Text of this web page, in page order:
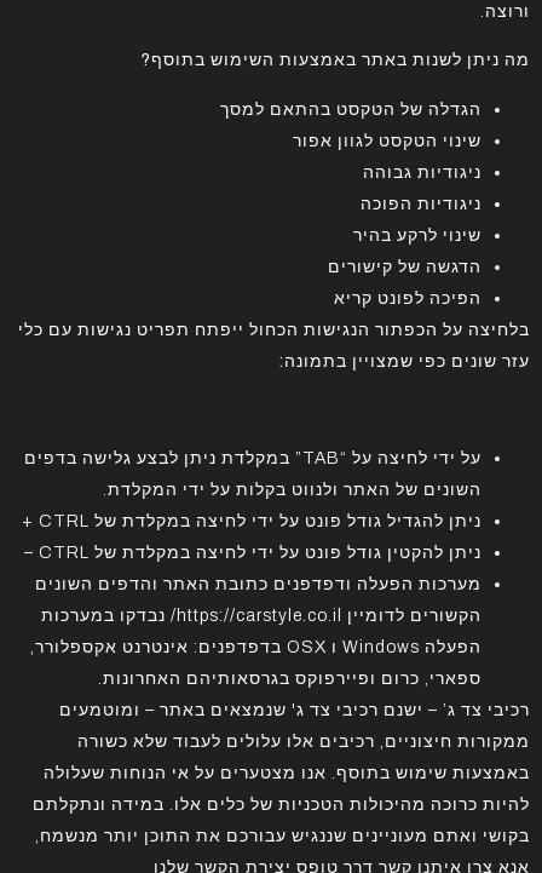
ורוצה.
מה ניתן לשנות באתר באמצעות השימוש בתוסף?
הגדלה של הטקסט בהתאם למסך
שינוי הטקסט לגוון אפור
ניגודיות גבוהה
ניגודיות הפוכה
שינוי לרקע בהיר
הדגשה של קישורים
הפיכה לפונט קריא
בלחיצה על הכפתור הנגישות הכחול ייפתח תפריט נגישות עם כלי
עזר שונים כפי שמצויין בתמונה:
על ידי לחיצה על “TAB” במקלדת ניתן לבצע גלישה בדפים
השונים של האתר ולנווט בקלות על ידי המקלדת.
ניתן להגדיל גודל פונט על ידי לחיצה במקלדת של CTRL +
ניתן להקטין גודל פונט על ידי לחיצה במקלדת של CTRL –
מערכות הפעלה ודפדפנים כתובת האתר והדפים השונים
הקשורים לדומיין https://carstyle.co.il/ נבדקו במערכות
הפעלה Windows ו OSX בדפדפנים: אינטרנט אקספלורר,
ספארי, כרום ופיירפוקס בגרסאותיהם האחרונות.
רכיבי צד ג’ – ישנם רכיבי צד ג' שנמצאים באתר – ומוטמעים
ממקורות חיצוניים, רכיבים אלו עלולים לעבוד שלא כשורה
באמצעות שימוש בתוסף. אנו מצטערים על אי הנוחות שעלולה
להיות כרוכה מהיכולות הטכניות של כלים אלו. במידה ונתקלתם
בקושי ואתם מעוניינים שננגיש עבורכם את התוכן יותר מנשמח,
אנא צרו איתנו קשר דרך טופס יצירת הקשר שלנו